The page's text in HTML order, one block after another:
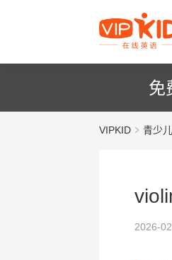
免
VIPKID 青少
2026-